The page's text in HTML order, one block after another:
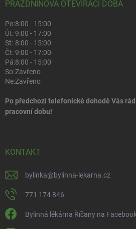
PRÁZDNINOVÁ OTEVÍRACÍ DOBA
Po:8:00 - 15:00
Út:9:00 - 17:00
St: 8:00 - 15:00
Čt:9:00 - 17:00
Pá:8:00 - 15:00
So:Zavřeno
Ne:Zavřeno
Po předchozí telefonické dohodě Vás
pracovní dobu!
KONTAKT
bylinka@bylinna-lekarna.cz
771 174 846
Bylinná lékárna Říčany na